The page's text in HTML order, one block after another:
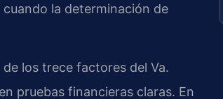
la determinación de
los trece factores del Va.
pruebas financieras claras. En